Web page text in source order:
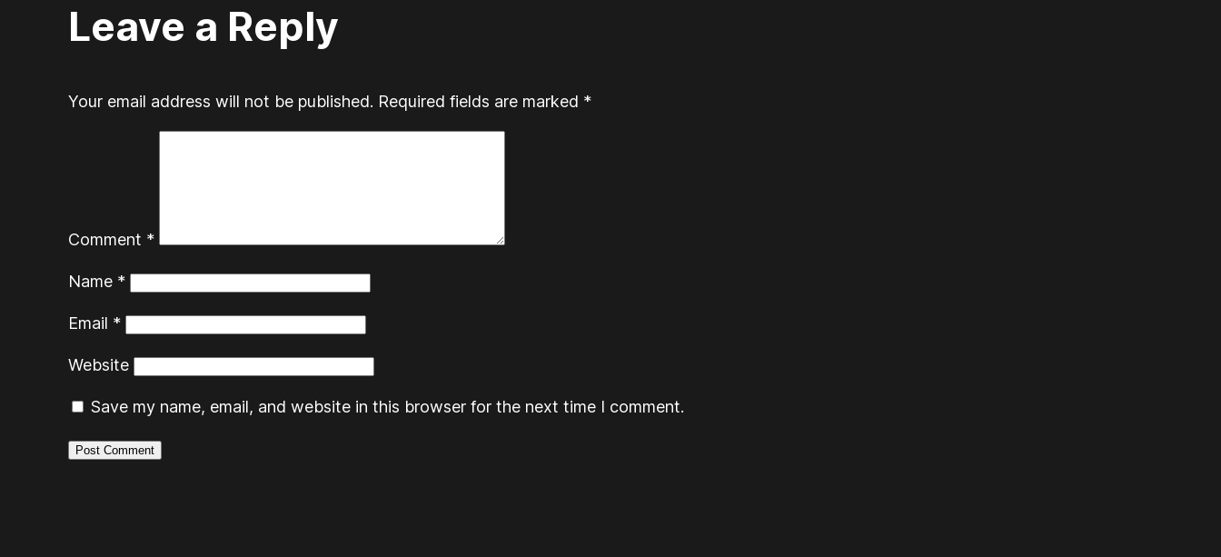
Leave a Reply
Your email address will not be published. Required fields are marked *
Comment *
Name *
Email *
Website
Save my name, email, and website in this browser for the next time I comment.